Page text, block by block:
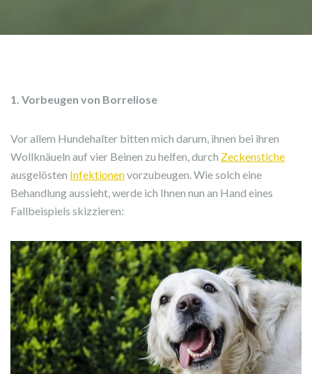
1. Vorbeugen von Borreliose
Vor allem Hundehalter bitten mich darum, ihnen bei ihren
Wollknäueln auf vier Beinen zu helfen, durch Zeckenstiche
ausgelösten Infektionenvorzubeugen. Wie solch eine
Behandlung aussieht, werde ich Ihnen nun an Hand eines
Fallbeispiels skizzieren: